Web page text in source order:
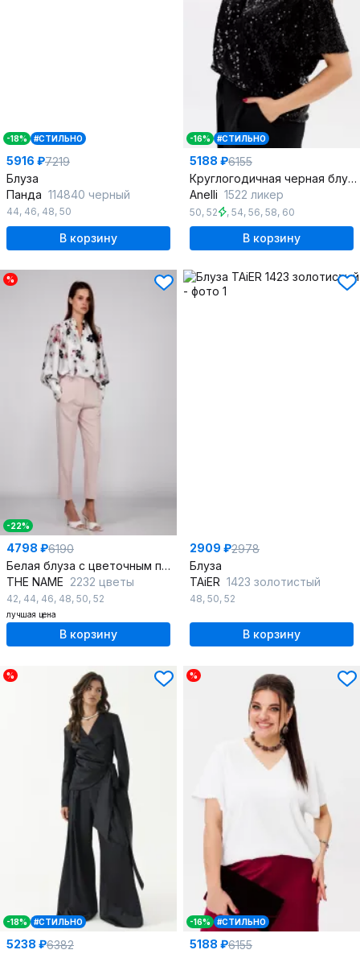
-18% #СТИЛЬНО
5916 ₽7219
Блуза
Панда 114840 черный
44, 46, 48, 50
В корзину
-16% #СТИЛЬНО
5188 ₽6155
Круглогодичная черная блузка из пайеток с V-образным вырезом
Anelli 1522 ликер
50, 52 , 54, 56, 58, 60
В корзину
%
-22%
4798 ₽6190
Белая блуза с цветочным принтом для деловых образов
THE NAME 2232 цветы
42, 44, 46, 48, 50, 52
лучшая цена
В корзину
2909 ₽2978
Блуза
TAiER 1423 золотистый
48, 50, 52
В корзину
%
-18% #СТИЛЬНО
5238 ₽6382
%
-16% #СТИЛЬНО
5188 ₽6155